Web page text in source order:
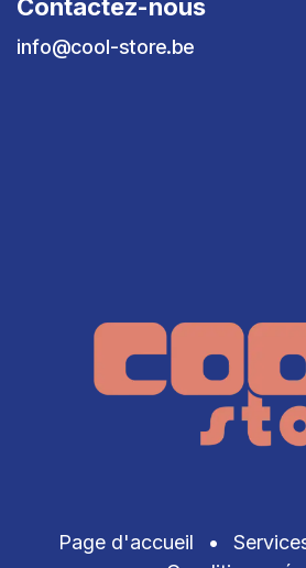
Contactez-nous
info@cool-store.be
Page d'accueil •